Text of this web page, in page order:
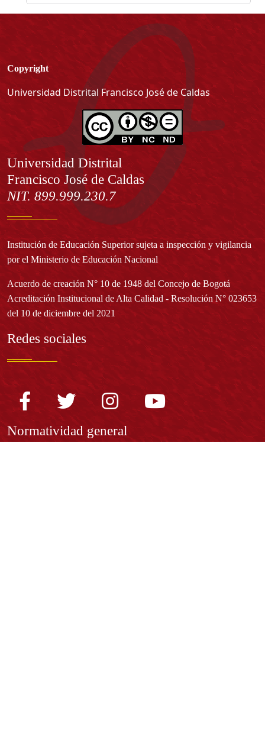
Copyright
Universidad Distrital Francisco José de Caldas
Información
Universidad Distrital
Francisco José de Caldas
NIT. 899.999.230.7
Institución de Educación Superior sujeta a inspección y vigilancia
por el Ministerio de Educación Nacional
Acuerdo de creación N° 10 de 1948 del Concejo de Bogotá
Acreditación Institucional de Alta Calidad - Resolución N° 023653
del 10 de diciembre del 2021
Redes sociales
Normatividad general